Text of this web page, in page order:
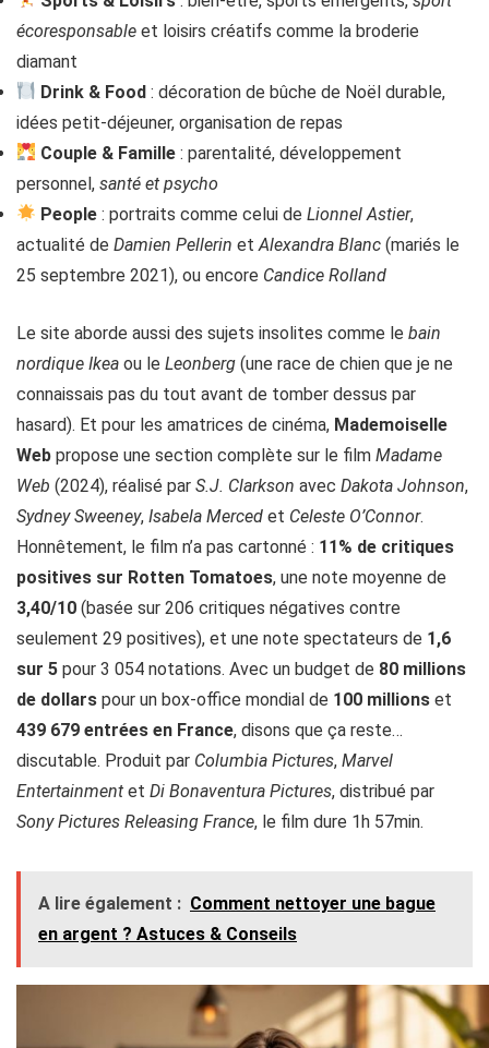
écoresponsable et loisirs créatifs comme la broderie
diamant
Drink & Food : décoration de bûche de Noël durable,
idées petit-déjeuner, organisation de repas
Couple & Famille : parentalité, développement
personnel, santé et psycho
People : portraits comme celui deLionnel Astier,
actualité de Damien Pellerin et Alexandra Blanc (mariés le
25 septembre 2021), ou encore Candice Rolland
Le site aborde aussi des sujets insolites comme le bain
nordique Ikea ou le Leonberg (une race de chien que je ne
connaissais pas du tout avant de tomber dessus par
hasard). Et pour les amatrices de cinéma, Mademoiselle
Web propose une section complète sur le film Madame
Web (2024), réalisé par S.J. Clarkson avec Dakota Johnson,
Sydney Sweeney, Isabela Merced et Celeste O’Connor.
Honnêtement, le film n’a pas cartonné : 11% de critiques
positives sur Rotten Tomatoes, une note moyenne de
3,40/10 (basée sur 206 critiques négatives contre
seulement 29 positives), et une note spectateurs de 1,6
sur 5 pour 3 054 notations. Avec un budget de 80 millions
de dollars pour un box-office mondial de 100 millions et
439 679 entrées en France, disons que ça reste…
discutable. Produit par Columbia Pictures, Marvel
Entertainment et Di Bonaventura Pictures, distribué par
Sony Pictures Releasing France, le film dure 1h 57min.
A lire également : Comment nettoyer une bague
en argent ? Astuces & Conseils